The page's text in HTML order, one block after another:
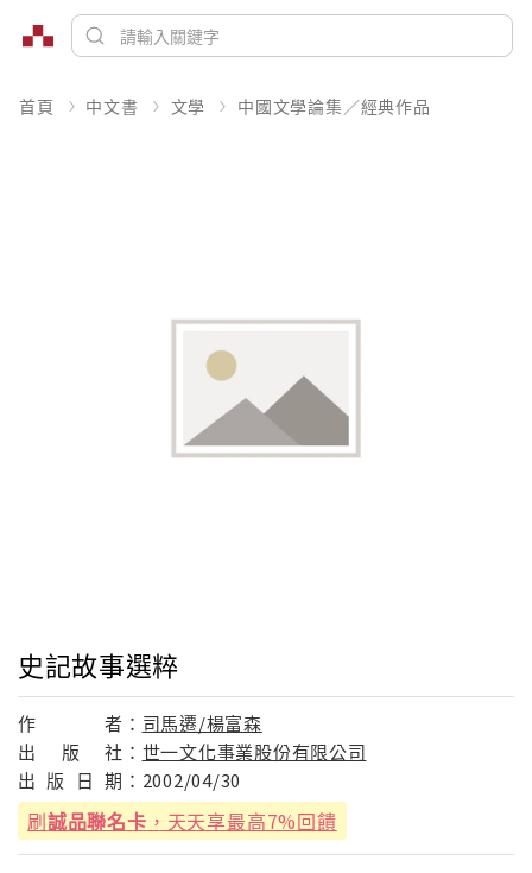
首頁 中文書 文學 中國文學論集／經典作品
史記故事選粹
作 者： 司馬遷/楊富森
出
版 社： 世一文化事業股份有限公司
出 版 日 期： 2002/04/30
刷誠品聯名卡 ，天天享最高7%回饋